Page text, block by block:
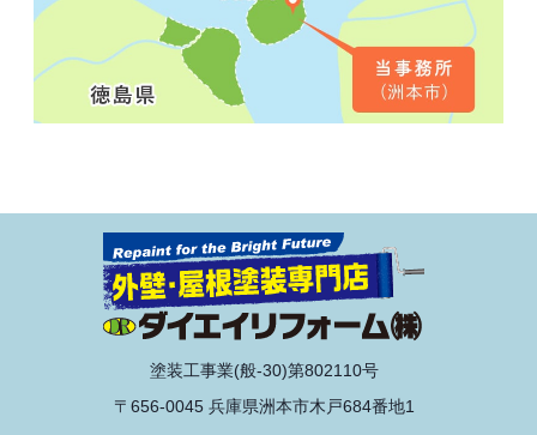
塗装工事業(般-30)第802110号
〒656-0045 兵庫県洲本市木戸684番地1